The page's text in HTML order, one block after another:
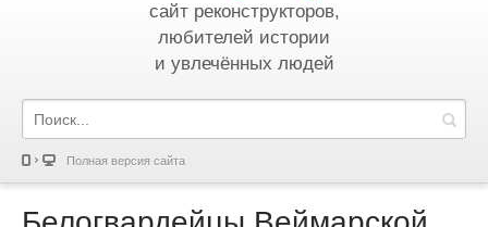
сайт реконструкторов,
любителей истории
и увлечённых людей
Полная версия сайта